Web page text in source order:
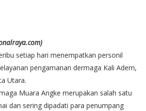
setiap hari menempatkan personil
pengamanan dermaga Kali Adem,
Utara.
Muara Angke merupakan salah satu
dan sering dipadati para penumpang